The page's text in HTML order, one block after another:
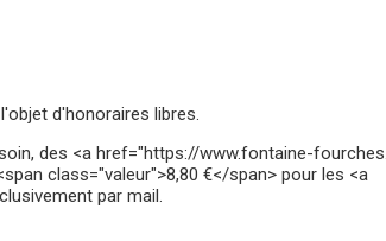
d'honoraires libres.
des <a href="https://www.fontaine-
class="valeur">8,80 €</span> pour les <a
par mail.